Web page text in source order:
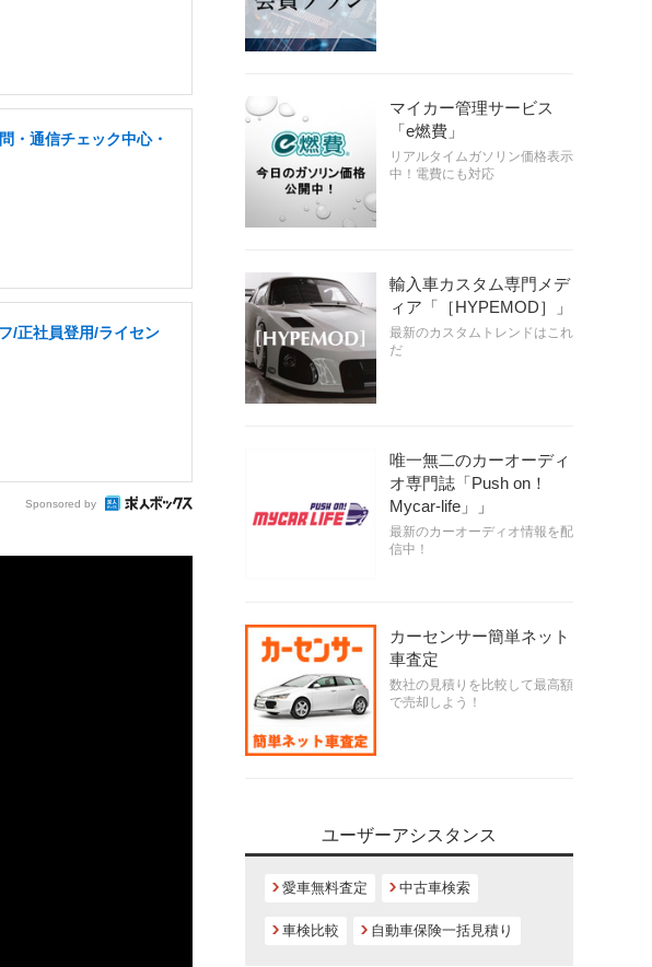
・通信チェック中心・
/正社員登用/ライセン
Sponsored by
マイカー管理サービス
「e燃費」
リアルタイムガソリン価格表示
中！電費にも対応
輸入車カスタム専門メデ
ィア「［HYPEMOD］」
最新のカスタムトレンドはこれ
だ
唯一無二のカーオーディ
オ専門誌「Push on！
Mycar-life」」
最新のカーオーディオ情報を配
信中！
カーセンサー簡単ネット
車査定
数社の見積りを比較して最高額
で売却しよう！
ユーザーアシスタンス
愛車無料査定 中古車検索
車検比較 自動車保険一括見積り